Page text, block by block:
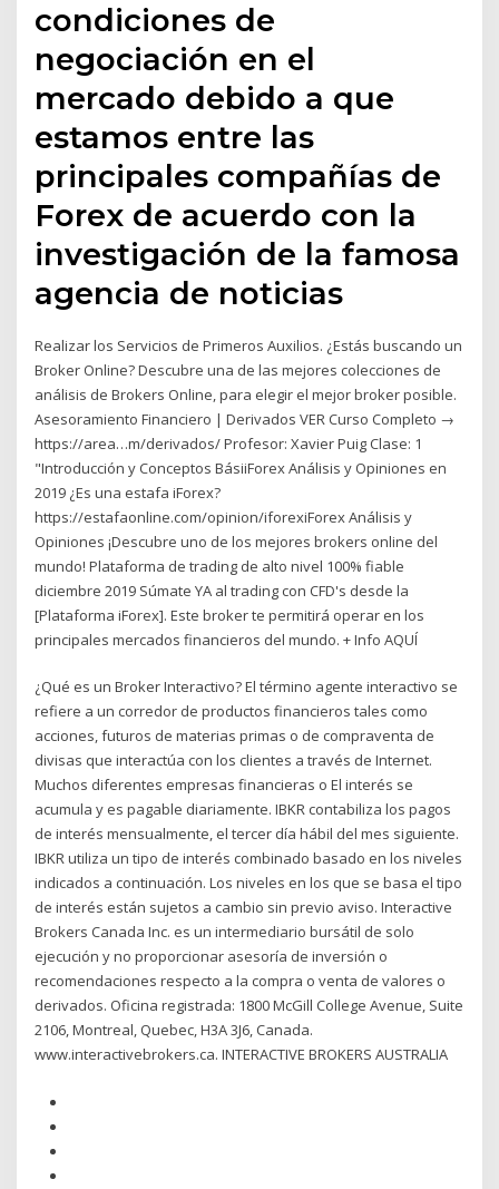
condiciones de
negociación en el
mercado debido a que
estamos entre las
principales compañías de
Forex de acuerdo con la
investigación de la famosa
agencia de noticias
Realizar los Servicios de Primeros Auxilios. ¿Estás buscando un
Broker Online? Descubre una de las mejores colecciones de
análisis de Brokers Online, para elegir el mejor broker posible.
Asesoramiento Financiero | Derivados VER Curso Completo →
https://area…m/derivados/ Profesor: Xavier Puig Clase: 1
"Introducción y Conceptos BásiiForex Análisis y Opiniones en
2019 ¿Es una estafa iForex?
https://estafaonline.com/opinion/iforexiForex Análisis y
Opiniones ¡Descubre uno de los mejores brokers online del
mundo! Plataforma de trading de alto nivel 100% fiable
diciembre 2019 Súmate YA al trading con CFD's desde la
[Plataforma iForex]. Este broker te permitirá operar en los
principales mercados financieros del mundo. + Info AQUÍ
¿Qué es un Broker Interactivo? El término agente interactivo se
refiere a un corredor de productos financieros tales como
acciones, futuros de materias primas o de compraventa de
divisas que interactúa con los clientes a través de Internet.
Muchos diferentes empresas financieras o El interés se
acumula y es pagable diariamente. IBKR contabiliza los pagos
de interés mensualmente, el tercer día hábil del mes siguiente.
IBKR utiliza un tipo de interés combinado basado en los niveles
indicados a continuación. Los niveles en los que se basa el tipo
de interés están sujetos a cambio sin previo aviso. Interactive
Brokers Canada Inc. es un intermediario bursátil de solo
ejecución y no proporcionar asesoría de inversión o
recomendaciones respecto a la compra o venta de valores o
derivados. Oficina registrada: 1800 McGill College Avenue, Suite
2106, Montreal, Quebec, H3A 3J6, Canada.
www.interactivebrokers.ca. INTERACTIVE BROKERS AUSTRALIA